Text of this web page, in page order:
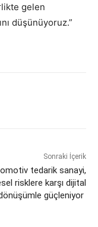
gelen
düşünüyoruz.”
Sonraki İçerik
tedarik sanayi,
risklere karşı dijital
güçleniyor